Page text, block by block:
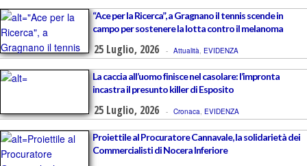
“Ace per la Ricerca”, a Gragnano il tennis scende in
campo per sostenere la lotta contro il melanoma
25 Luglio, 2026 - Attualità, EVIDENZA
La caccia all’uomo finisce nel casolare: l’impronta
incastra il presunto killer di Esposito
25 Luglio, 2026 - Cronaca, EVIDENZA
Proiettile al Procuratore Cannavale, la solidarietà dei
Commercialisti di Nocera Inferiore